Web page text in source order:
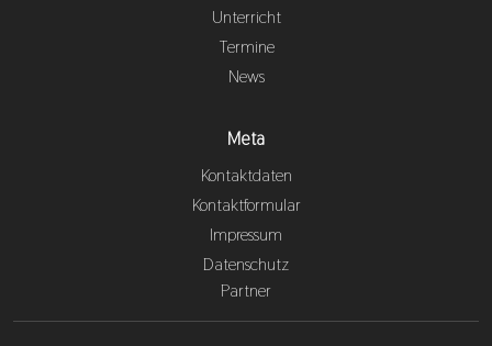
Unterricht
Termine
News
Meta
Kontaktdaten
Kontaktformular
Impressum
Datenschutz
Partner